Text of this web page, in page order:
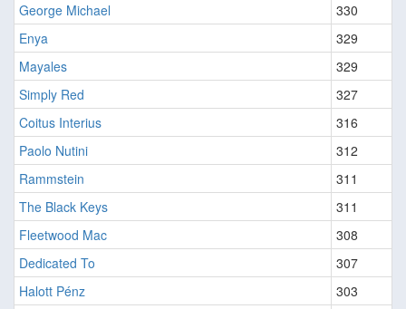
George Michael
330
Enya
329
Mayales
329
Simply Red
327
Coitus Interius
316
Paolo Nutini
312
Rammstein
311
The Black Keys
311
Fleetwood Mac
308
Dedicated To
307
Halott Pénz
303